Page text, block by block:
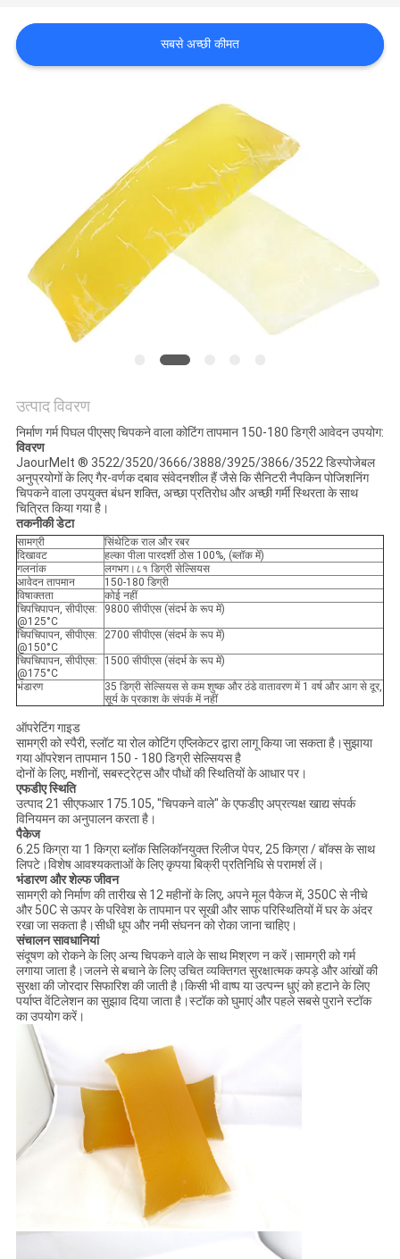
मामले
अनुरोध
करें
साइटमैप
नीति
सबसे अच्छी कीमत
उत्पाद विवरण
निर्माण गर्म पिघल पीएसए चिपकने वाला कोटिंग तापमान 150-180 डिग्री आवेदन उपयोग:
विवरण
JaourMelt ® 3522/3520/3666/3888/3925/3866/3522 डिस्पोजेबल
अनुप्रयोगों के लिए गैर-वर्णक दबाव संवेदनशील हैं जैसे कि सैनिटरी नैपकिन पोजिशनिंग
चिपकने वाला उपयुक्त बंधन शक्ति, अच्छा प्रतिरोध और अच्छी गर्मी स्थिरता के साथ
चित्रित किया गया है।
तकनीकी डेटा
सामग्री
सिंथेटिक राल और रबर
दिखावट
हल्का पीला पारदर्शी ठोस 100%, (ब्लॉक में)
गलनांक
लगभग।८१ डिग्री सेल्सियस
आवेदन तापमान
150-180 डिग्री
विषाक्तता
कोई नहीं
चिपचिपापन, सीपीएस:
@125°C
9800 सीपीएस (संदर्भ के रूप में)
चिपचिपापन, सीपीएस:
@150°C
2700 सीपीएस (संदर्भ के रूप में)
चिपचिपापन, सीपीएस:
@175°C
1500 सीपीएस (संदर्भ के रूप में)
भंडारण
35 डिग्री सेल्सियस से कम शुष्क और ठंडे वातावरण में 1 वर्ष और आग से दूर,
सूर्य के प्रकाश के संपर्क में नहीं
ऑपरेटिंग गाइड
सामग्री को स्पैरी, स्लॉट या रोल कोटिंग एप्लिकेटर द्वारा लागू किया जा सकता है।सुझाया
गया ऑपरेशन तापमान 150 - 180 डिग्री सेल्सियस है
दोनों के लिए, मशीनों, सबस्ट्रेट्स और पौधों की स्थितियों के आधार पर।
एफडीए स्थिति
उत्पाद 21 सीएफआर 175.105, "चिपकने वाले" के एफडीए अप्रत्यक्ष खाद्य संपर्क
विनियमन का अनुपालन करता है।
पैकेज
6.25 किग्रा या 1 किग्रा ब्लॉक सिलिकॉनयुक्त रिलीज पेपर, 25 किग्रा / बॉक्स के साथ
लिपटे।विशेष आवश्यकताओं के लिए कृपया बिक्री प्रतिनिधि से परामर्श लें।
भंडारण और शेल्फ जीवन
सामग्री को निर्माण की तारीख से 12 महीनों के लिए, अपने मूल पैकेज में, 350C से नीचे
और 50C से ऊपर के परिवेश के तापमान पर सूखी और साफ परिस्थितियों में घर के अंदर
रखा जा सकता है।सीधी धूप और नमी संघनन को रोका जाना चाहिए।
संचालन सावधानियां
संदूषण को रोकने के लिए अन्य चिपकने वाले के साथ मिश्रण न करें।सामग्री को गर्म
लगाया जाता है।जलने से बचाने के लिए उचित व्यक्तिगत सुरक्षात्मक कपड़े और आंखों की
सुरक्षा की जोरदार सिफारिश की जाती है।किसी भी वाष्प या उत्पन्न धुएं को हटाने के लिए
पर्याप्त वेंटिलेशन का सुझाव दिया जाता है।स्टॉक को घुमाएं और पहले सबसे पुराने स्टॉक
का उपयोग करें।